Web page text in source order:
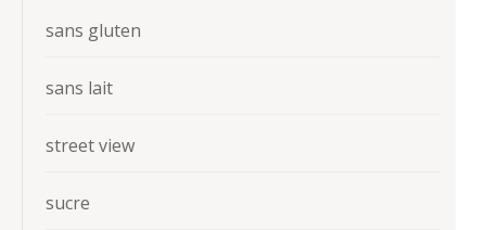
sans gluten
sans lait
street view
sucre